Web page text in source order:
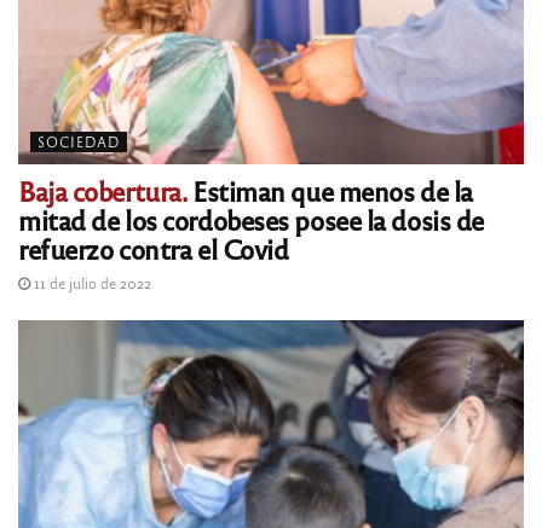
SOCIEDAD
Baja cobertura.Estiman que menos de la
mitad de los cordobeses posee la dosis de
refuerzo contra el Covid
11 de julio de 2022